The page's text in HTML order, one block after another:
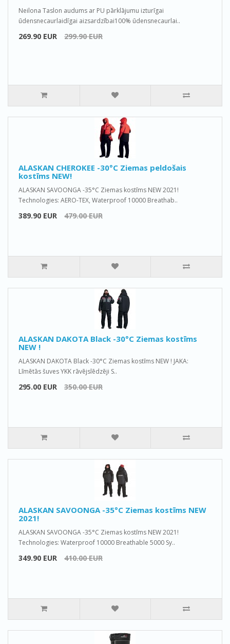
Neilona Taslon audums ar PU pārklājumu izturīgai
ūdensnecaurlaidīgai aizsardzībai100% ūdensnecaurlai..
269.90 EUR 299.90 EUR
ALASKAN CHEROKEE -30°C Ziemas peldošais
kostīms NEW!
ALASKAN SAVOONGA -35°C Ziemas kostīms NEW 2021!
Technologies: AERO-TEX, Waterproof 10000 Breathab..
389.90 EUR 479.00 EUR
ALASKAN DAKOTA Black -30°C Ziemas kostīms
NEW !
ALASKAN DAKOTA Black -30°C Ziemas kostīms NEW ! JAKA:
Līmētās šuves YKK rāvējslēdzēji S..
295.00 EUR 350.00 EUR
ALASKAN SAVOONGA -35°C Ziemas kostīms NEW
2021!
ALASKAN SAVOONGA -35°C Ziemas kostīms NEW 2021!
Technologies: Waterproof 10000 Breathable 5000 Sy..
349.90 EUR 410.00 EUR